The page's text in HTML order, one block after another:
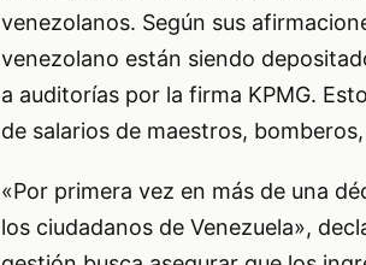
venezolanos. Según sus
venezolano están siendo
a auditorías por la firma KPMG.
de salarios de maestros,
«Por primera vez en más de una
los ciudadanos de Venezuela»,